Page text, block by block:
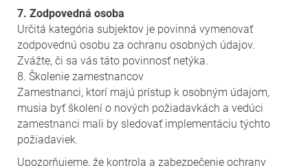
7. Zodpovedná osoba
Určitá kategória subjektov je povinná vymenovať
zodpovednú osobu za ochranu osobných údajov.
Zvážte, či sa vás táto povinnosť netýka.
8. Školenie zamestnancov
Zamestnanci, ktorí majú prístup k osobným údajom,
musia byť školení o nových požiadavkách a vedúci
zamestnanci mali by sledovať implementáciu týchto
požiadaviek.
Upozorňujeme, že kontrola a zabezpečenie ochrany